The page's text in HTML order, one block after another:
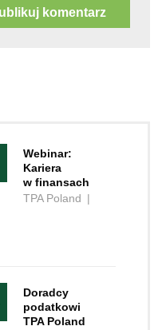
Webinar:
Kariera
w finansach
TPA Poland |
Doradcy
podatkowi
TPA Poland